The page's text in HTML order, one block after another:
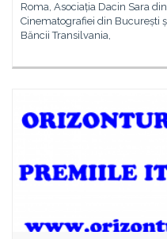
Roma, Asociația Dacin Sara
Cinematografiei din București
Băncii Transilvania,